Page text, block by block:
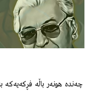
چەندە هونەر باڵە